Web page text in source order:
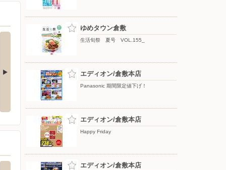
7/15(水)〜8/16(日)_ 夏の贈り物2026_
時計専門店TIME TI
1階 時計専門店TIME
ゆめタウン倉敷
生活旬祭 夏号 VOL.155_
エディオン/倉敷本店
Panasonic 期間限定値下げ！
エディオン/倉敷本店
Happy Friday
エディオン/倉敷本店